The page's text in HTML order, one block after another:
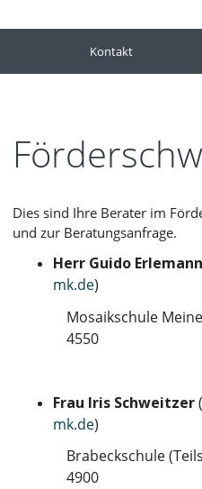
Kontakt
Dies sind Ihre Berater im
und zur Beratungsanfrage.
Herr Guido Erlemann
mk.de)
Mosaikschule
4550
Frau Iris Schweitzer(
mk.de)
Brabeckschule
4900